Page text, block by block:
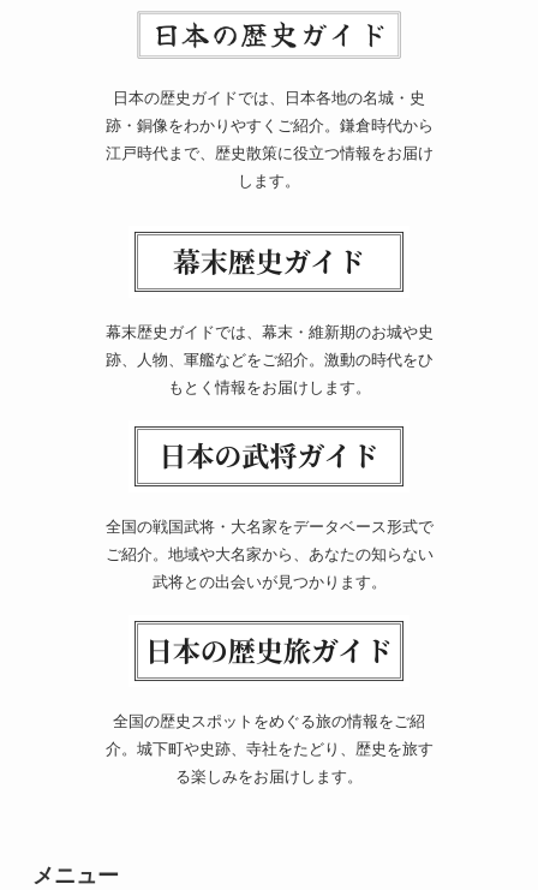
日本の歴史ガイドでは、日本各地の名城・史
跡・銅像をわかりやすくご紹介。鎌倉時代から
江戸時代まで、歴史散策に役立つ情報をお届け
します。
幕末歴史ガイドでは、幕末・維新期のお城や史
跡、人物、軍艦などをご紹介。激動の時代をひ
もとく情報をお届けします。
全国の戦国武将・大名家をデータベース形式で
ご紹介。地域や大名家から、あなたの知らない
武将との出会いが見つかります。
全国の歴史スポットをめぐる旅の情報をご紹
介。城下町や史跡、寺社をたどり、歴史を旅す
る楽しみをお届けします。
メニュー